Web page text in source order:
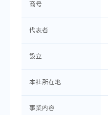
商号
代表者
設立
本社所在地
事業内容